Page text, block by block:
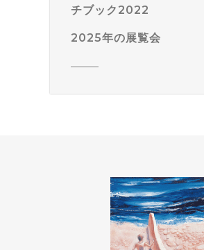
チブック2022
2025年の展覧会